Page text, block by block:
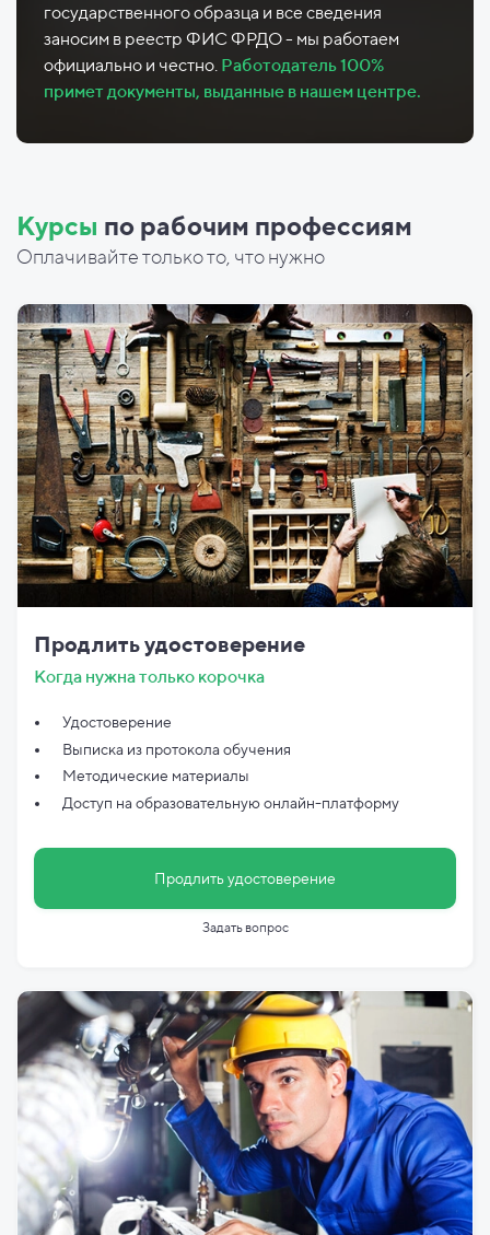
государственного образца и все сведения
заносим в реестр ФИС ФРДО - мы работаем
официально и честно. Работодатель 100%
примет документы, выданные в нашем центре.
Курсы по рабочим профессиям
Оплачивайте только то, что нужно
Продлить удостоверение
Когда нужна только корочка
Удостоверение
Выписка из протокола обучения
Методические материалы
Доступ на образовательную онлайн-платформу
Продлить удостоверение
Задать вопрос